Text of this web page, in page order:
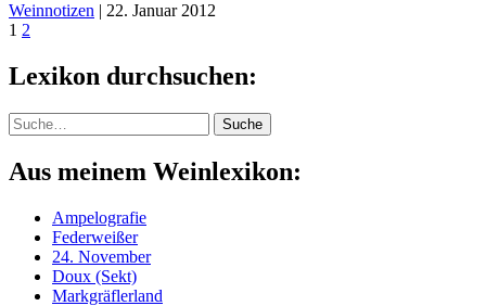
Weinnotizen | 22. Januar 2012
1 2
Lexikon durchsuchen:
Suche Suche
Aus meinem Weinlexikon:
Ampelografie
Federweißer
24. November
Doux (Sekt)
Markgräflerland